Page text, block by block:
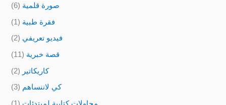
صورة قلمية (6)
فقرة طبية (1)
فيديو تعريفي (2)
قصة خبرية (11)
كاريكاتير (2)
كي لاننساهم (3)